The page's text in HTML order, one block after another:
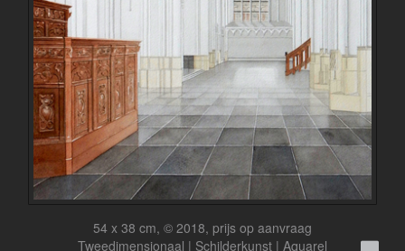
54 x 38 cm, © 2018, prijs op aanvraag
Tweedimensionaal | Schilderkunst | Aquarel